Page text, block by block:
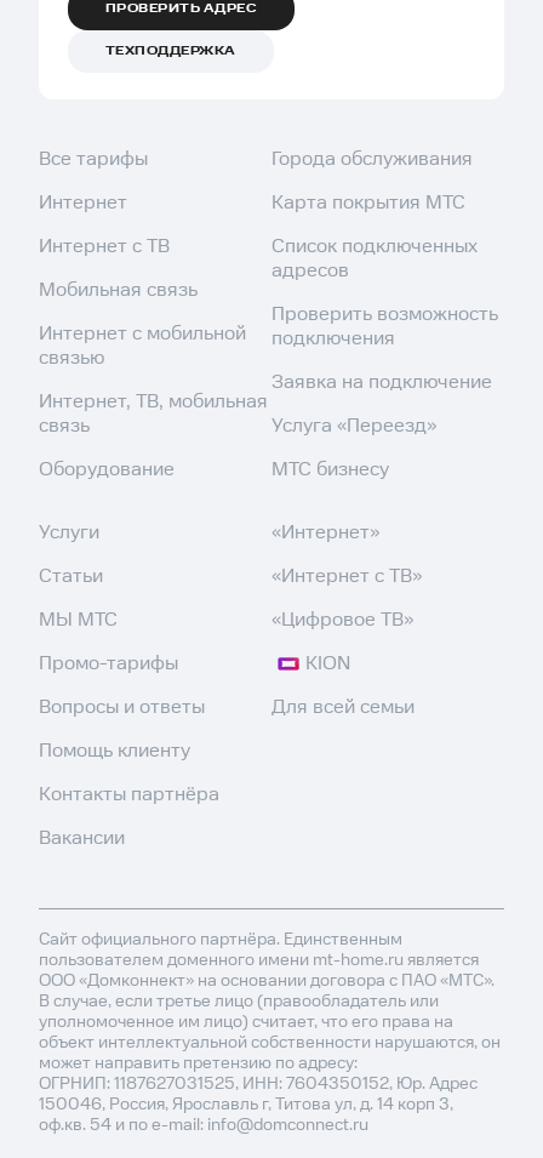
ПРОВЕРИТЬ АДРЕС
ТЕХПОДДЕРЖКА
Все тарифы
Интернет
Интернет с ТВ
Мобильная связь
Интернет с мобильной
связью
Интернет, ТВ, мобильная
связь
Оборудование
Города обслуживания
Карта покрытия МТС
Список подключенных
адресов
Проверить возможность
подключения
Заявка на подключение
Услуга «Переезд»
МТС бизнесу
Услуги
Статьи
МЫ МТС
Промо-тарифы
Вопросы и ответы
Помощь клиенту
Контакты партнёра
Вакансии
«Интернет»
«Интернет с ТВ»
«Цифровое ТВ»
KION
Для всей семьи
Сайт официального партнёра. Единственным
пользователем доменного имени mt-home.ru является
ООО «Домконнект» на основании договора с ПАО «МТС».
В случае, если третье лицо (правообладатель или
уполномоченное им лицо) считает, что его права на
объект интеллектуальной собственности нарушаются, он
может направить претензию по адресу:
ОГРНИП: 1187627031525, ИНН: 7604350152, Юр. Адрес
150046, Россия, Ярославль г, Титова ул, д. 14 корп 3,
оф.кв. 54 и по e-mail: info@domconnect.ru